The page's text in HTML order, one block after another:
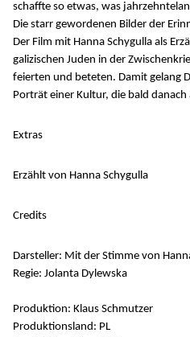
schaffte so etwas, was
Die starr gewordenen Bilder der
Der Film mit Hanna Schygulla als
galizischen Juden in der
feierten und beteten. Damit gelang
Porträt einer Kultur, die bald
Extras
Erzählt von Hanna Schygulla
Credits
Darsteller: Mit der Stimme von
Regie: Jolanta Dylewska
Produktion: Klaus Schmutzer
Produktionsland: PL